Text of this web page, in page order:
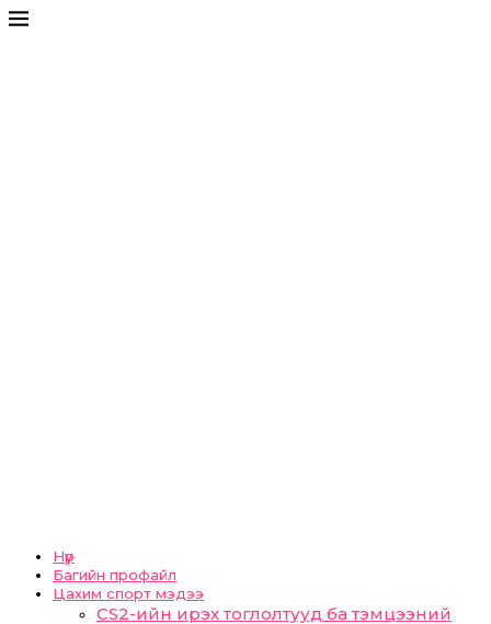
Нүүр
Багийн профайл
Цахим спорт мэдээ
CS2-ийн ирэх тоглолтууд ба тэмцээний